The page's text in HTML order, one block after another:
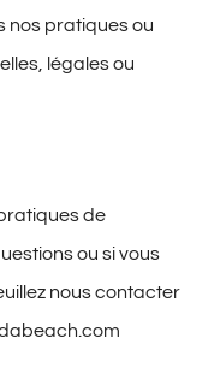
nos pratiques ou
légales ou
de
ou si vous
nous contacter